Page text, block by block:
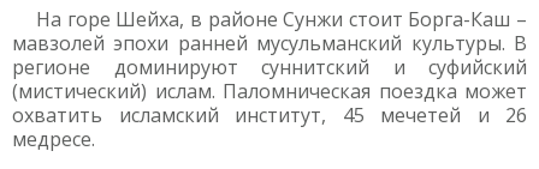
На горе Шейха, в районе Сунжи стоит Борга-Каш –
мавзолей эпохи ранней мусульманский культуры. В
регионе доминируют суннитский и суфийский
(мистический) ислам. Паломническая поездка может
охватить исламский институт, 45 мечетей и 26
медресе.